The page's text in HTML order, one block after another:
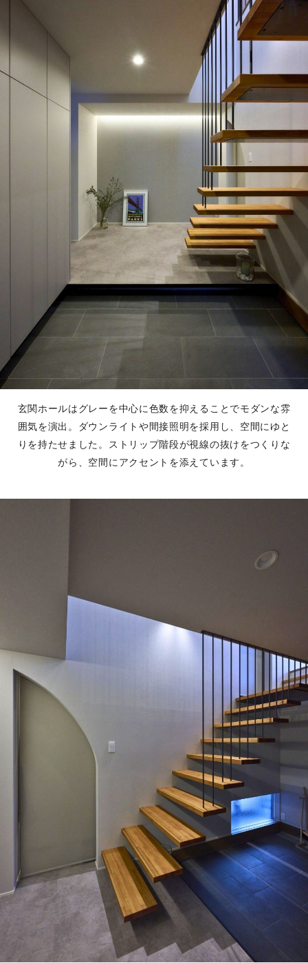
玄関ホールはグレーを中心に色数を抑えることでモダンな雰
囲気を演出。ダウンライトや間接照明を採用し、空間にゆと
りを持たせました。ストリップ階段が視線の抜けをつくりな
がら、空間にアクセントを添えています。